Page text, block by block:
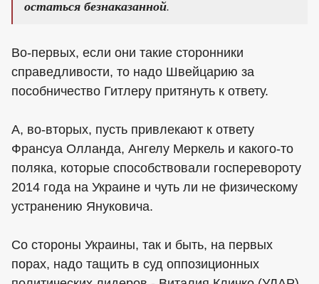
остаться безнаказанной.
Во-первых, если они такие сторонники
справедливости, то надо Швейцарию за
пособничество Гитлеру притянуть к ответу.
А, во-вторых, пусть привлекают к ответу
Франсуа Олланда, Ангелу Меркель и какого-то
поляка, которые способствовали госперевороту
2014 года на Украине и чуть ли не физическому
устранению Януковича.
Со стороны Украины, так и быть, на первых
порах, надо тащить в суд оппозиционных